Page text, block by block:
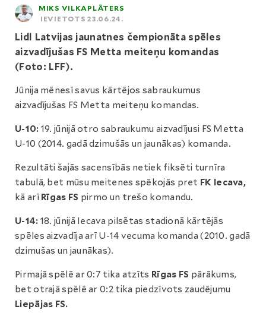
MIKS VILKAPLĀTERS
IEVIETOTS 23.06.24.
Lidl Latvijas jaunatnes čempionāta spēles
aizvadījušas FS Metta meiteņu komandas
(Foto: LFF).
Jūnija mēnesī savus kārtējos sabraukumus
aizvadījušas FS Metta meiteņu komandas.
U-10: 19. jūnijā otro sabraukumu aizvadījusi FS Metta
U-10 (2014. gadā dzimušās un jaunākas) komanda.
Rezultāti šajās sacensībās netiek fiksēti turnīra
tabulā, bet mūsu meitenes spēkojās pret FK Iecava,
kā arī Rīgas FS pirmo un trešo komandu.
U-14: 18. jūnijā Iecava pilsētas stadionā kārtējās
spēles aizvadīja arī U-14 vecuma komanda (2010. gadā
dzimušas un jaunākas).
Pirmajā spēlē ar 0:7 tika atzīts Rīgas FS pārākums,
bet otrajā spēlē ar 0:2 tika piedzīvots zaudējumu
Liepājas FS.